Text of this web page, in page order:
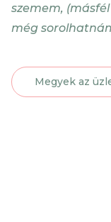
szemem,
még
Megyek az